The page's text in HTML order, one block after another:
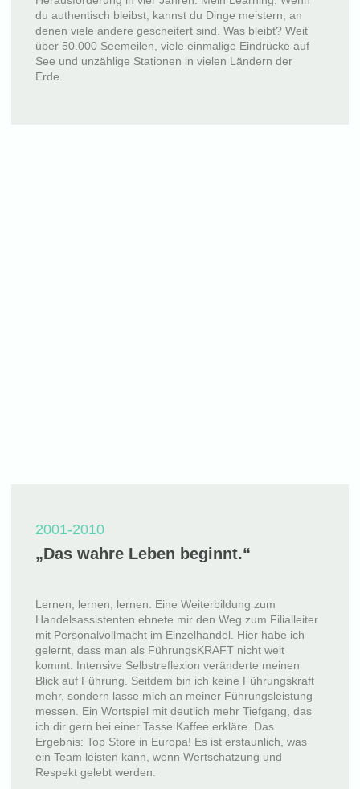
du authentisch bleibst, kannst du Dinge meistern, an
denen viele andere gescheitert sind. Was bleibt? Weit
über 50.000 Seemeilen, viele einmalige Eindrücke auf
See und unzählige Stationen in vielen Ländern der
Erde.
2001-2010
„Das wahre Leben beginnt.“
Lernen, lernen, lernen. Eine Weiterbildung zum
Handelsassistenten ebnete mir den Weg zum Filialleiter
mit Personalvollmacht im Einzelhandel. Hier habe ich
gelernt, dass man als FührungsKRAFT nicht weit
kommt. Intensive Selbstreflexion veränderte meinen
Blick auf Führung. Seitdem bin ich keine Führungskraft
mehr, sondern lasse mich an meiner Führungsleistung
messen. Ein Wortspiel mit deutlich mehr Tiefgang, das
ich dir gern bei einer Tasse Kaffee erkläre. Das
Ergebnis: Top Store in Europa! Es ist erstaunlich, was
ein Team leisten kann, wenn Wertschätzung und
Respekt gelebt werden.